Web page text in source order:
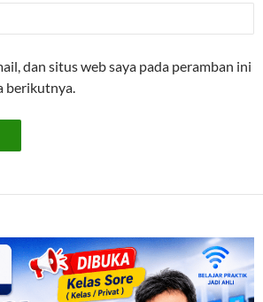
dan situs web saya pada peramban ini
berikutnya.